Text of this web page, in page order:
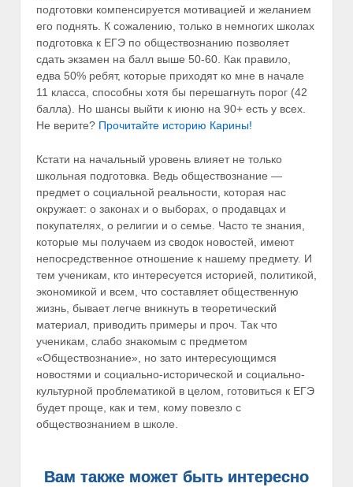
подготовки компенсируется мотивацией и желанием
его поднять. К сожалению, только в немногих школах
подготовка к ЕГЭ по обществознанию позволяет
сдать экзамен на балл выше 50-60. Как правило,
едва 50% ребят, которые приходят ко мне в начале
11 класса, способны хотя бы перешагнуть порог (42
балла). Но шансы выйти к июню на 90+ есть у всех.
Не верите? Прочитайте историю Карины!
Кстати на начальный уровень влияет не только
школьная подготовка. Ведь обществознание —
предмет о социальной реальности, которая нас
окружает: о законах и о выборах, о продавцах и
покупателях, о религии и о семье. Часто те знания,
которые мы получаем из сводок новостей, имеют
непосредственное отношение к нашему предмету. И
тем ученикам, кто интересуется историей, политикой,
экономикой и всем, что составляет общественную
жизнь, бывает легче вникнуть в теоретический
материал, приводить примеры и проч. Так что
ученикам, слабо знакомым с предметом
«Обществознание», но зато интересующимся
новостями и социально-исторической и социально-
культурной проблематикой в целом, готовиться к ЕГЭ
будет проще, как и тем, кому повезло с
обществознанием в школе.
Вам также может быть интересно